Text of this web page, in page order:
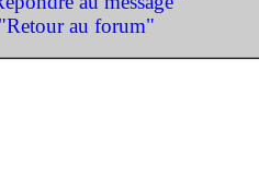
"Retour au forum"